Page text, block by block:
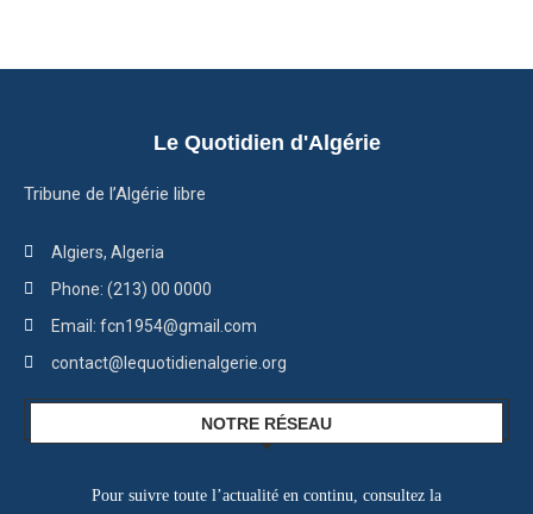
Le Quotidien d'Algérie
Tribune de l’Algérie libre
Algiers, Algeria
Phone: (213) 00 0000
Email: fcn1954@gmail.com
contact@lequotidienalgerie.org
NOTRE RÉSEAU
Pour suivre toute l’actualité en continu, consultez la